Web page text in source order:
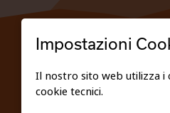
Impostazioni
Il nostro sito web utilizza i
cookie tecnici.